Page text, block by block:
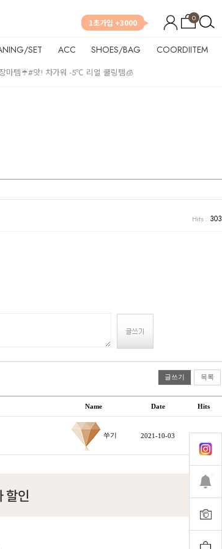
0
1초가입 +3000
SET ACC SHOES/BAG COORDIITEM
마템☔#앗! 차가워 -5℃ 리얼 쿨링템🧊
Hits : 303
글쓰기 목록
Name Date Hits
쑤기 2021-10-03 303